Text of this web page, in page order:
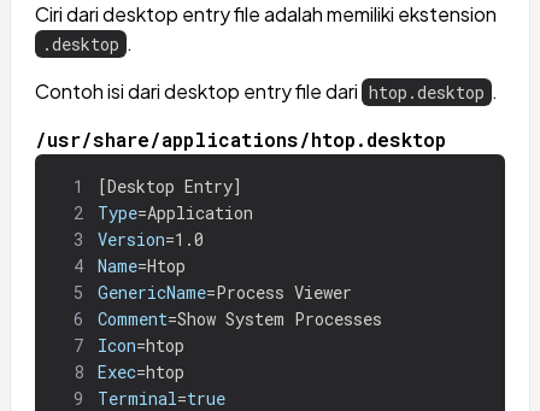
Ciri dari desktop entry file adalah memiliki ekstension
.desktop .
Contoh isi dari desktop entry file dari htop.desktop .
/usr/share/applications/htop.desktop
1 [Desktop Entry]
2
Type=Application
3
Version=1.0
4
Name=Htop
5
GenericName=Process Viewer
6
Comment=Show System Processes
7
Icon=htop
8
Exec=htop
9
Terminal=true